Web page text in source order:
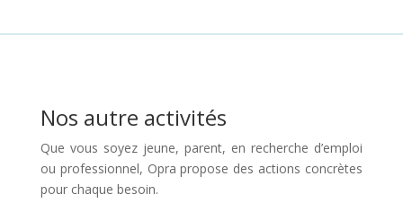
Nos autre activités
Que vous soyez jeune, parent, en recherche d’emploi
ou professionnel, Opra propose des actions concrètes
pour chaque besoin.